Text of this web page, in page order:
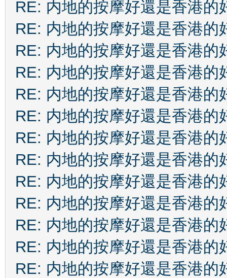
RE: 内地的按摩好還是香港的
RE: 内地的按摩好還是香港的
RE: 内地的按摩好還是香港的
RE: 内地的按摩好還是香港的
RE: 内地的按摩好還是香港的
RE: 内地的按摩好還是香港的
RE: 内地的按摩好還是香港的
RE: 内地的按摩好還是香港的
RE: 内地的按摩好還是香港的
RE: 内地的按摩好還是香港的
RE: 内地的按摩好還是香港的
RE: 内地的按摩好還是香港的
RE: 内地的按摩好還是香港的